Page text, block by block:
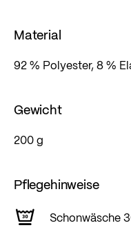
Material
92 % Polyester, 8 %
Gewicht
200 g
Pflegehinweise
Schonwäsche